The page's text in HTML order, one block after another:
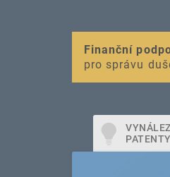
VAROVÁNÍ
Nevyžádané
Finanční
pro správu
PATENTY